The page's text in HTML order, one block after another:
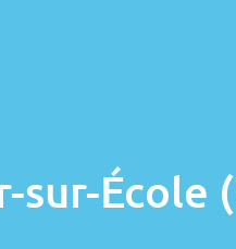
sur-École